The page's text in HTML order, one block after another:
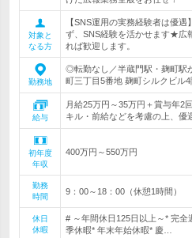
対象と
なる方
【SNS運用の実務経験者は優
ず、SNS経験を活かせます★広
れば歓迎します。
勤務地
◎転勤なし／半蔵門駅・麹町駅
町三丁目5番地 麹町シルクビル4
給与
月給25万円～35万円＋賞与年2
キル・前給などを考慮の上、
初年度
年収
400万円～550万円
勤務
時間
9：00～18：00（休憩1時間）
休日
休暇
# ～年間休日125日以上～* 完全
季休暇* 年末年始休暇* 慶…